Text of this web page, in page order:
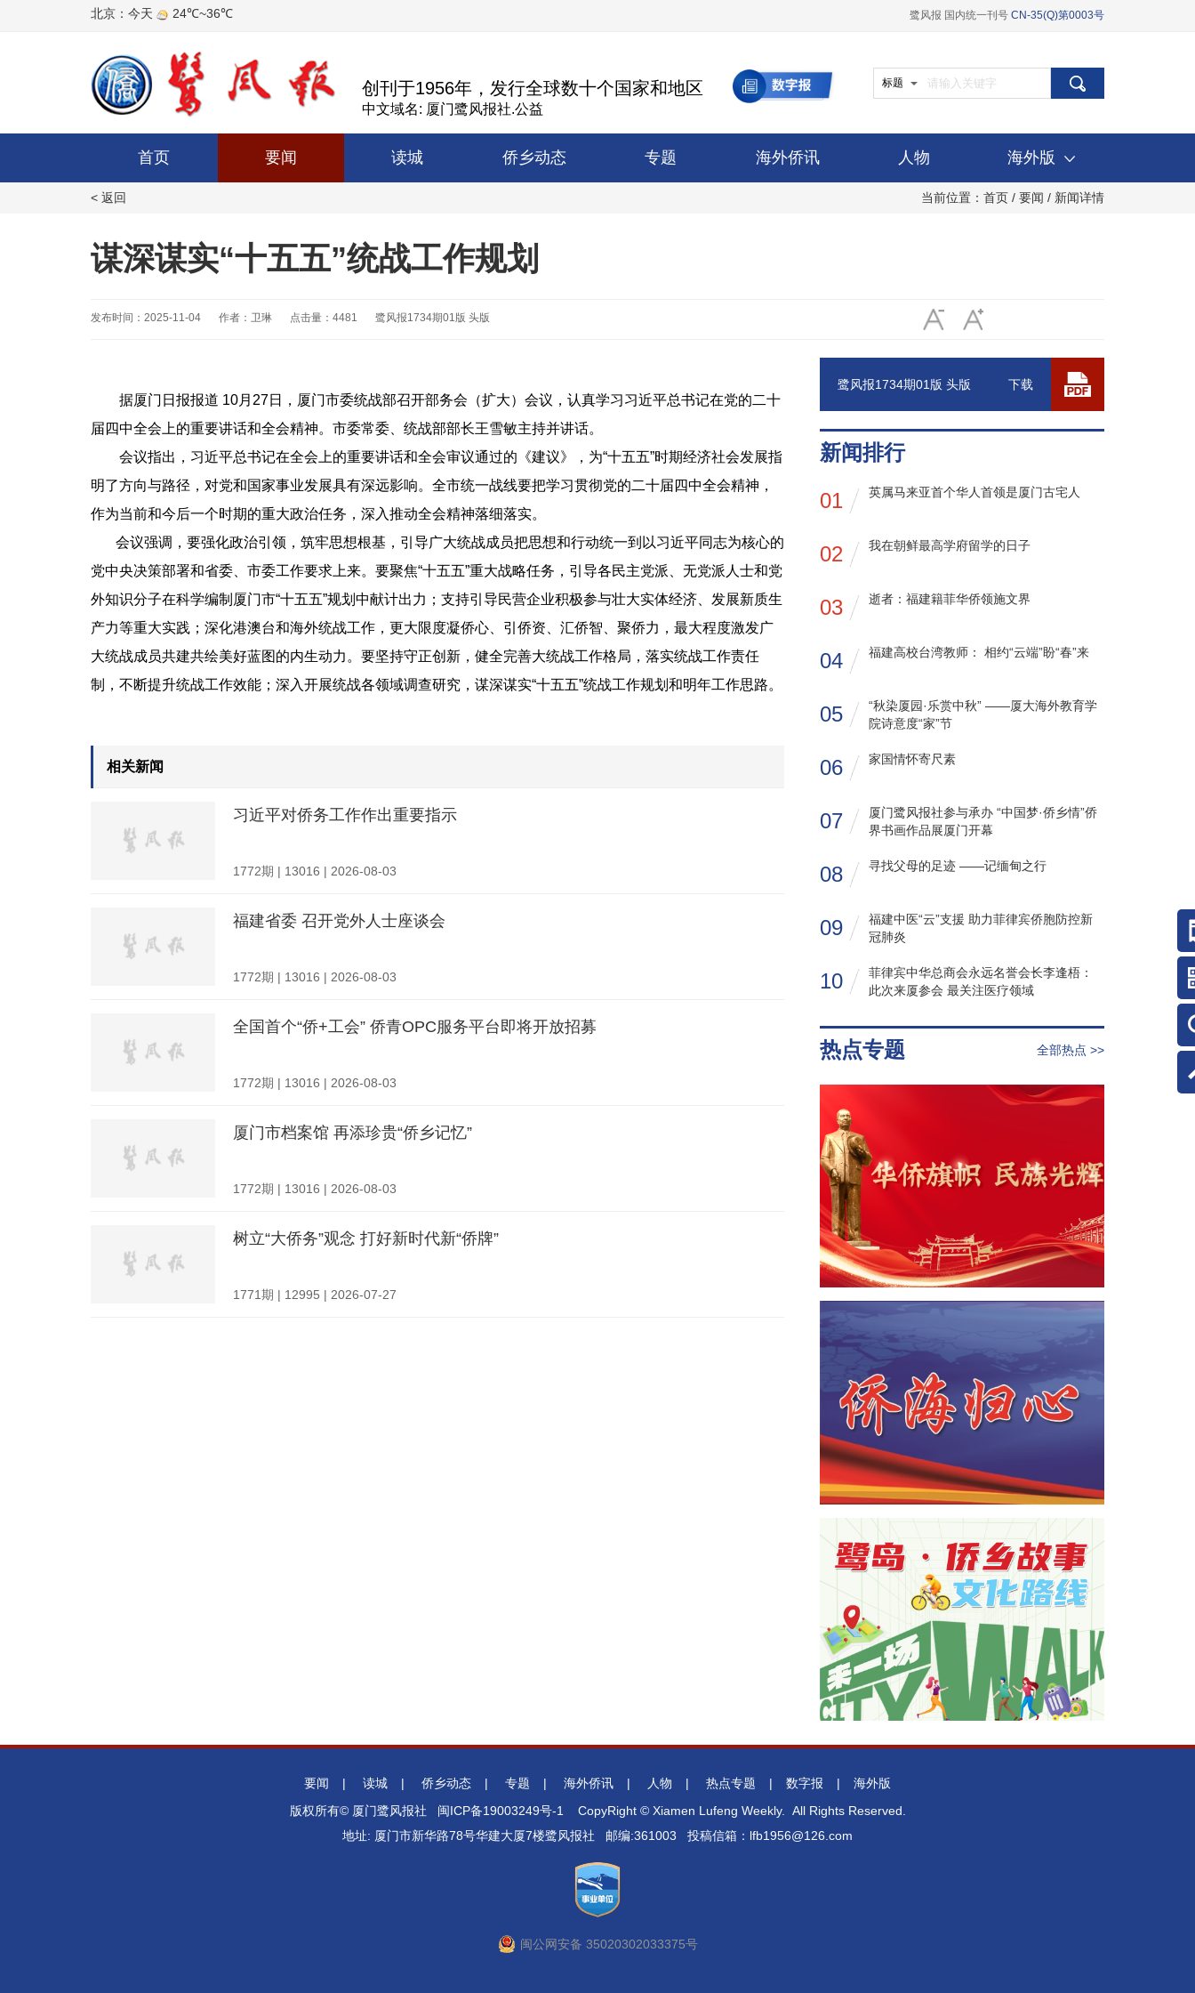
鹭风报 国内统一刊号 CN-35(Q)第0003号
创刊于1956年，发行全球数十个国家和地区
中文域名: 厦门鹭风报社.公益
标题
首页 要闻 读城 侨乡动态 专题 海外侨讯 人物 海外版
当前位置： 首页 / 要闻 / 新闻详情
< 返回
谋深谋实“十五五”统战工作规划
发布时间：2025-11-04 作者：卫琳 点击量：4481 鹭风报1734期01版 头版
据厦门日报报道 10月27日，厦门市委统战部召开部务会（扩大）会议，认真学习习近平总书记在党的二十
届四中全会上的重要讲话和全会精神。市委常委、统战部部长王雪敏主持并讲话。
会议指出，习近平总书记在全会上的重要讲话和全会审议通过的《建议》，为“十五五”时期经济社会发展指
明了方向与路径，对党和国家事业发展具有深远影响。全市统一战线要把学习贯彻党的二十届四中全会精神，
作为当前和今后一个时期的重大政治任务，深入推动全会精神落细落实。
会议强调，要强化政治引领，筑牢思想根基，引导广大统战成员把思想和行动统一到以习近平同志为核心的
党中央决策部署和省委、市委工作要求上来。要聚焦“十五五”重大战略任务，引导各民主党派、无党派人士和党
外知识分子在科学编制厦门市“十五五”规划中献计出力；支持引导民营企业积极参与壮大实体经济、发展新质生
产力等重大实践；深化港澳台和海外统战工作，更大限度凝侨心、引侨资、汇侨智、聚侨力，最大程度激发广
大统战成员共建共绘美好蓝图的内生动力。要坚持守正创新，健全完善大统战工作格局，落实统战工作责任
制，不断提升统战工作效能；深入开展统战各领域调查研究，谋深谋实“十五五”统战工作规划和明年工作思路。
相关新闻
习近平对侨务工作作出重要指示
1772期 | 13016 | 2026-08-03
福建省委 召开党外人士座谈会
1772期 | 13016 | 2026-08-03
全国首个“侨+工会” 侨青OPC服务平台即将开放招募
1772期 | 13016 | 2026-08-03
厦门市档案馆 再添珍贵“侨乡记忆”
1772期 | 13016 | 2026-08-03
树立“大侨务”观念 打好新时代新“侨牌”
1771期 | 12995 | 2026-07-27
下载
鹭风报1734期01版 头版
新闻排行
01
英属马来亚首个华人首领是厦门古宅人
02 我在朝鲜最高学府留学的日子
03 逝者：福建籍菲华侨领施文界
04 福建高校台湾教师： 相约“云端”盼“春”来
05
“秋染厦园·乐赏中秋” ——厦大海外教育学
院诗意度“家”节
06 家国情怀寄尺素
07
厦门鹭风报社参与承办 “中国梦·侨乡情”侨
界书画作品展厦门开幕
08 寻找父母的足迹 ——记缅甸之行
09
福建中医“云”支援 助力菲律宾侨胞防控新
冠肺炎
10
菲律宾中华总商会永远名誉会长李逢梧：
此次来厦参会 最关注医疗领域
热点专题 全部热点 >>
要闻 | 读城 | 侨乡动态 | 专题 | 海外侨讯 | 人物 | 热点专题 | 数字报 |
海外版
版权所有© 厦门鹭风报社 闽ICP备19003249号-1
CopyRight © Xiamen Lufeng Weekly. All Rights Reserved.
地址: 厦门市新华路78号华建大厦7楼鹭风报社 邮编:361003 投稿信箱：lfb1956@126.com
闽公网安备 35020302033375号